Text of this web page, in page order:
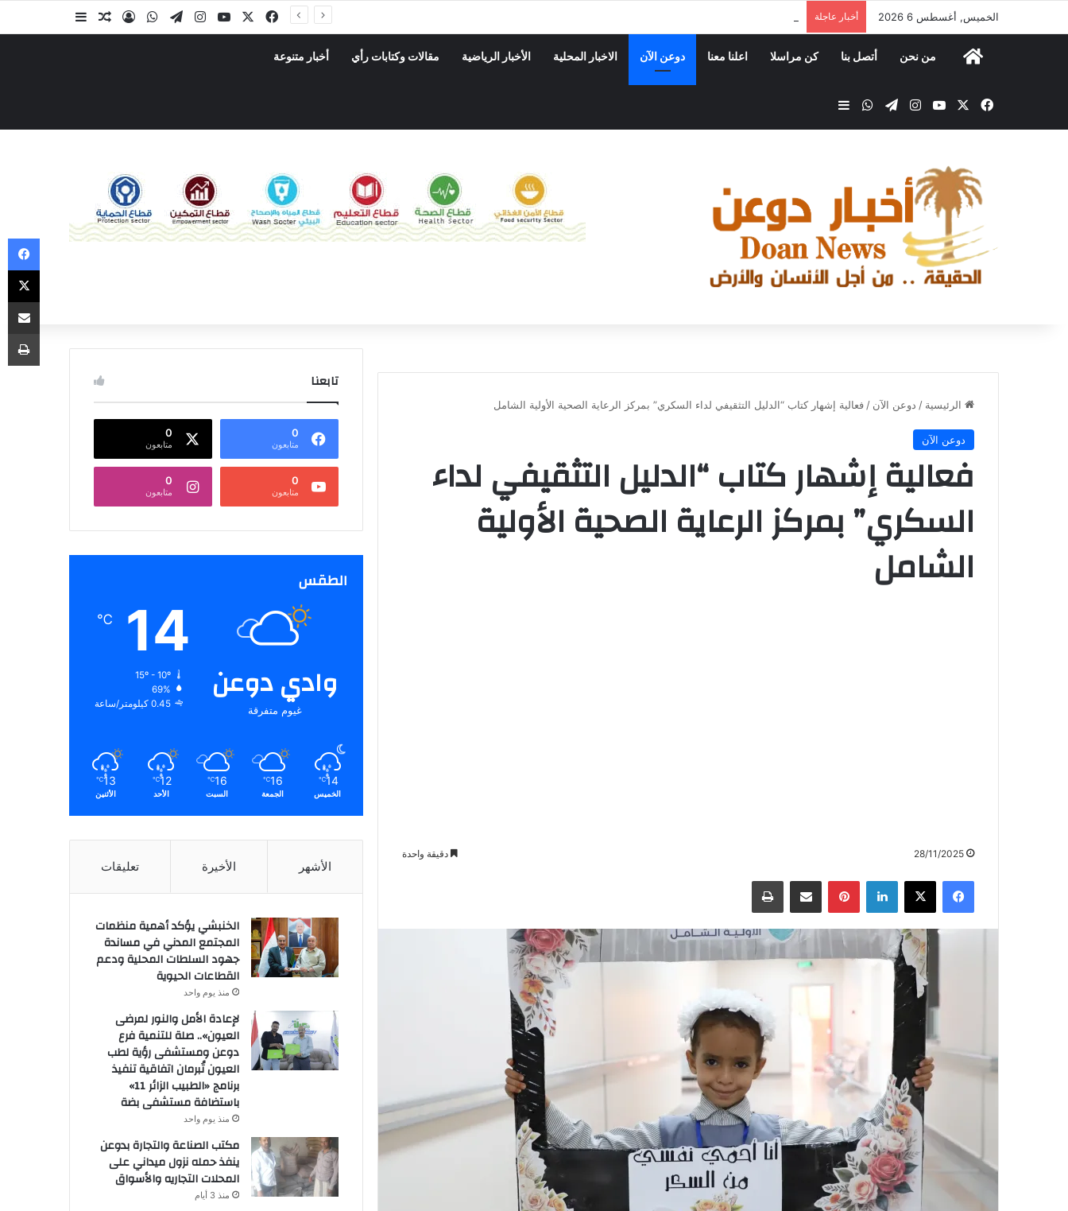
الخميس, أغسطس 6 2026 أخبار عاجلة
من نحن أتصل بنا كن مراسلا اعلنا معنا دوعن الآن الاخبار المحلية الأخبار الرياضية مقالات وكتابات رأي أخبار متنوعة
الرئيسية / دوعن الآن / فعالية إشهار كتاب “الدليل التثقيفي لداء السكري” بمركز الرعاية الصحية الأولية الشامل
دوعن الآن
فعالية إشهار كتاب “الدليل التثقيفي لداء
السكري” بمركز الرعاية الصحية الأولية
الشامل
28/11/2025 دقيقة واحدة
تابعنا
0
متابعون
0
متابعون
0
متابعون
0
متابعون
الطقس
وادي دوعن
غيوم متفرقة
14
℃
15º - 10º
69%
0.45 كيلومتر/ساعة
14
℃
الخميس
16
℃
الجمعة
16
℃
السبت
12
℃
الأحد
13
℃
الأثنين
الأشهر الأخيرة تعليقات
الخنبشي يؤكد أهمية منظمات
المجتمع المدني في مساندة
جهود السلطات المحلية ودعم
القطاعات الحيوية
منذ يوم واحد
لإعادة الأمل والنور لمرضى
العيون».. صلة للتنمية فرع
دوعن ومستشفى رؤية لطب
العيون تُبرمان اتفاقية تنفيذ
برنامج «الطبيب الزائر 11»
باستضافة مستشفى بضة
منذ يوم واحد
مكتب الصناعة والتجارة بدوعن
ينفذ حمله نزول ميداني على
المحلات التجاريه والأسواق
منذ 3 أيام